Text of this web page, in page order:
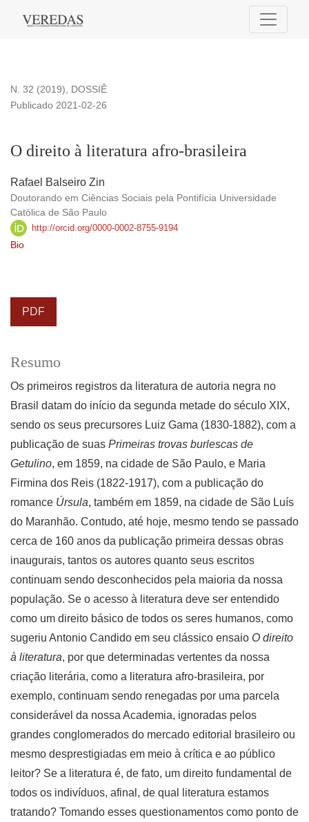
N. 32 (2019), DOSSIÊ
O direito à literatura afro-brasileira
Publicado 2021-02-26
Rafael Balseiro Zin
Doutorando em Ciências Sociais pela Pontifícia Universidade
Católica de São Paulo
http://orcid.org/0000-0002-8755-9194
Bio
PDF
Resumo
Os primeiros registros da literatura de autoria negra no
Brasil datam do início da segunda metade do século XIX,
sendo os seus precursores Luiz Gama (1830-1882), com a
publicação de suas Primeiras trovas burlescas de
Getulino, em 1859, na cidade de São Paulo, e Maria
Firmina dos Reis (1822-1917), com a publicação do
romance Úrsula, também em 1859, na cidade de São Luís
do Maranhão. Contudo, até hoje, mesmo tendo se passado
cerca de 160 anos da publicação primeira dessas obras
inaugurais, tantos os autores quanto seus escritos
continuam sendo desconhecidos pela maioria da nossa
população. Se o acesso à literatura deve ser entendido
como um direito básico de todos os seres humanos, como
sugeriu Antonio Candido em seu clássico ensaio O direito
à literatura, por que determinadas vertentes da nossa
criação literária, como a literatura afro-brasileira, por
exemplo, continuam sendo renegadas por uma parcela
considerável da nossa Academia, ignoradas pelos
grandes conglomerados do mercado editorial brasileiro ou
mesmo desprestigiadas em meio à crítica e ao público
leitor? Se a literatura é, de fato, um direito fundamental de
todos os indivíduos, afinal, de qual literatura estamos
tratando? Tomando esses questionamentos como ponto de